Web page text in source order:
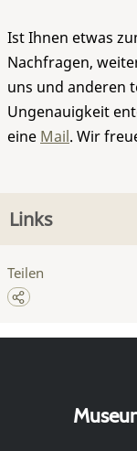
Ist Ihnen etwas
Nachfragen,
uns und anderen
Ungenauigkeit
eine Mail. Wir
Links
Teilen